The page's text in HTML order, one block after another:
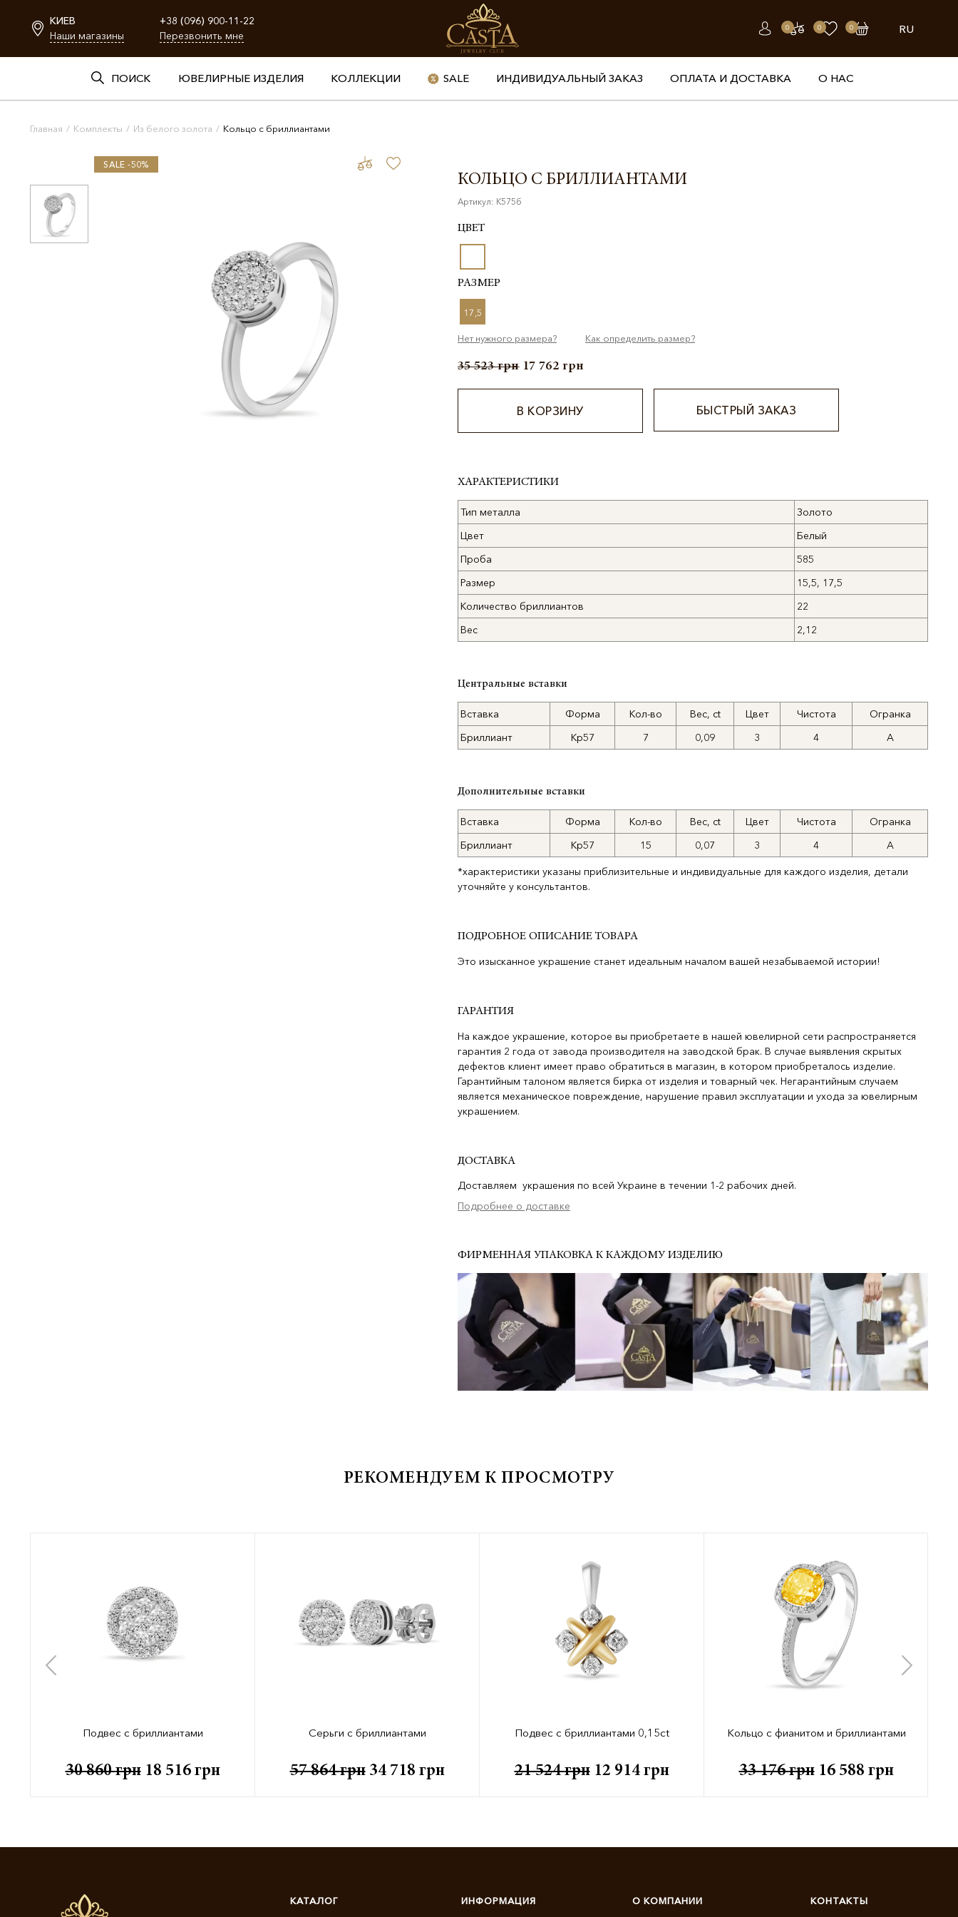
КИЕВ
Наши магазины
+38 (096) 900-11-22
Перезвонить мне
0 0 0 RU
ПОИСК ЮВЕЛИРНЫЕ ИЗДЕЛИЯ КОЛЛЕКЦИИ SALE ИНДИВИДУАЛЬНЫЙ ЗАКАЗ ОПЛАТА И ДОСТАВКА О НАС
Главная / Комплекты / Из белого золота / Кольцо с бриллиантами
SALE -50%
КОЛЬЦО С БРИЛЛИАНТАМИ
Артикул: К575б
ЦВЕТ
РАЗМЕР
17,5
Нет нужного размера? Как определить размер?
35 523грн 17 762 грн
В КОРЗИНУ БЫСТРЫЙ ЗАКАЗ
ХАРАКТЕРИСТИКИ
Тип металла
Золото
Цвет
Белый
Проба
585
Размер
15,5, 17,5
Количество бриллиантов
22
Вес
2,12
Центральные вставки
Вставка Форма Кол-во Вес, ct Цвет Чистота
Огранка
Бриллиант
Кр57 7 0,09 3 4 А
Дополнительные вставки
Вставка Форма Кол-во Вес, ct Цвет Чистота
Огранка
Бриллиант
Кр57 15 0,07 3 4 А
*характеристики указаны приблизительные и индивидуальные для каждого изделия, детали
уточняйте у консультантов.
ПОДРОБНОЕ ОПИСАНИЕ ТОВАРА
Это изысканное украшение станет идеальным началом вашей незабываемой истории!
ГАРАНТИЯ
На каждое украшение, которое вы приобретаете в нашей ювелирной сети распространяется
гарантия 2 года от завода производителя на заводской брак. В случае выявления скрытых
дефектов клиент имеет право обратиться в магазин, в котором приобреталось изделие.
Гарантийным талоном является бирка от изделия и товарный чек. Негарантийным случаем
является механическое повреждение, нарушение правил эксплуатации и ухода за ювелирным
украшением.
ДОСТАВКА
Доставляем украшения по всей Украине в течении 1-2 рабочих дней.
Подробнее о доставке
ФИРМЕННАЯ УПАКОВКА К КАЖДОМУ ИЗДЕЛИЮ
РЕКОМЕНДУЕМ К ПРОСМОТРУ
Подвес с бриллиантами
30 860грн 18 516 грн
Серьги с бриллиантами
57 864грн 34 718 грн
Подвес с бриллиантами 0,15ct
21 524грн 12 914 грн
Кольцо с фианитом и бриллиантами
33 176грн 16 588 грн
КАТАЛОГ ИНФОРМАЦИЯ О КОМПАНИИ КОНТАКТЫ